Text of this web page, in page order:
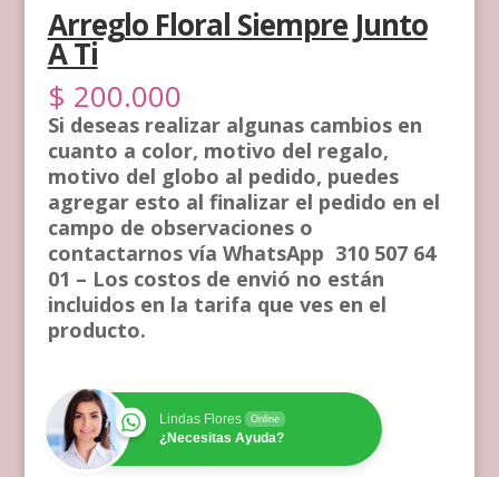
Arreglo Floral Siempre Junto
A Ti
$ 200.000
Si deseas realizar algunas cambios en
cuanto a color, motivo del regalo,
motivo del globo al pedido, puedes
agregar esto al finalizar el pedido en el
campo de observaciones o
contactarnos vía WhatsApp 310 507 64
01 – Los costos de envió no están
incluidos en la tarifa que ves en el
producto.
Lindas Flores Online
¿Necesitas Ayuda?